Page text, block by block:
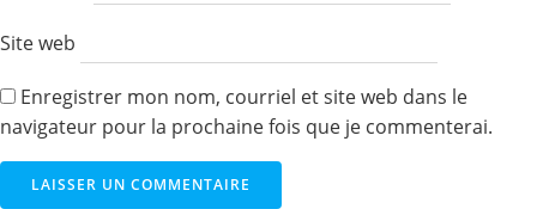
Site web
Enregistrer mon nom, courriel et site web dans le
navigateur pour la prochaine fois que je commenterai.